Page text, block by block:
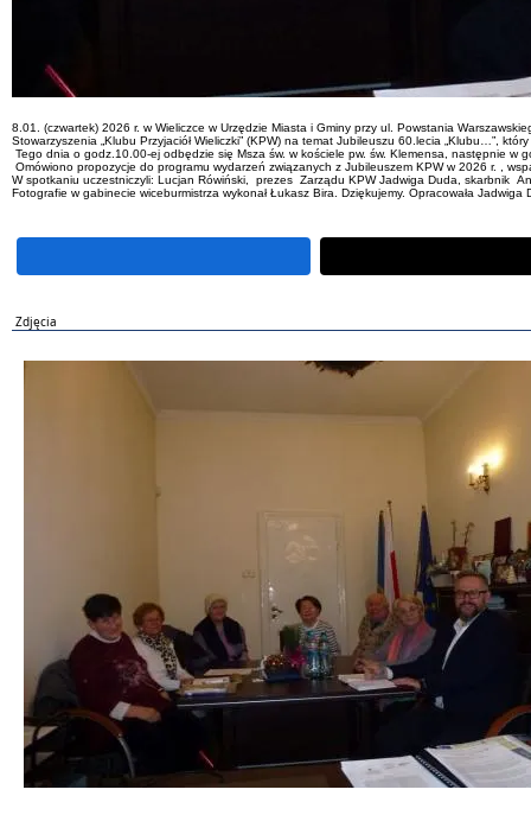
8.01. (czwartek) 2026 r. w Wieliczce w Urzędzie Miasta i Gminy przy ul. Powstania
Stowarzyszenia „Klubu Przyjaciół Wieliczki” (KPW) na temat Jubileuszu 60.lecia „Klubu…”,
Tego dnia o godz.10.00-ej odbędzie się Msza św. w kościele pw. św. Klemensa, następnie
Omówiono propozycje do programu wydarzeń związanych z Jubileuszem KPW w 2026 r. ,
W spotkaniu uczestniczyli: Lucjan Rówiński, prezes Zarządu KPW Jadwiga Duda, skarbnik
Fotografie w gabinecie wiceburmistrza wykonał Łukasz Bira. Dziękujemy. Opracowała Jadwiga
Zdjęcia